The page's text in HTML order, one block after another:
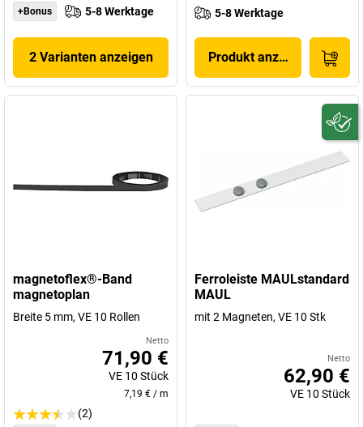
+Bonus 5-8 Werktage
2 Varianten anzeigen
5-8 Werktage
Produkt anzeigen
magnetoflex®-Band
magnetoplan
Breite 5 mm, VE 10 Rollen
Netto
71,90 €
VE 10 Stück
7,19 € / m
(2)
Ferroleiste MAULstandard
MAUL
mit 2 Magneten, VE 10 Stk
Netto
62,90 €
VE 10 Stück